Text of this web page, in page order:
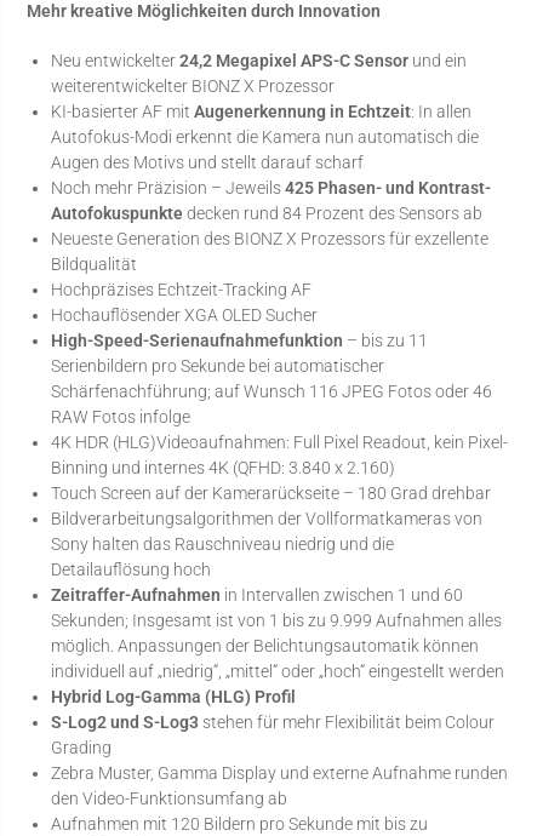
Mehr kreative Möglichkeiten durch Innovation
Neu entwickelter24,2 Megapixel APS-C Sensor und ein
weiterentwickelter BIONZ X Prozessor
KI-basierter AF mitAugenerkennung in Echtzeit: In allen
Autofokus-Modi erkennt die Kamera nun automatisch die
Augen des Motivs und stellt darauf scharf
Noch mehr Präzision – Jeweils425 Phasen- und Kontrast-
Autofokuspunkte decken rund 84 Prozent des Sensors ab
Neueste Generation des BIONZ X Prozessors für exzellente
Bildqualität
Hochpräzises Echtzeit-Tracking AF
Hochauflösender XGA OLED Sucher
High-Speed-Serienaufnahmefunktion – bis zu 11
Serienbildern pro Sekunde bei automatischer
Schärfenachführung; auf Wunsch 116 JPEG Fotos oder 46
RAW Fotos infolge
4K HDR (HLG)Videoaufnahmen: Full Pixel Readout, kein Pixel-
Binning und internes 4K (QFHD: 3.840 x 2.160)
Touch Screen auf der Kamerarückseite – 180 Grad drehbar
Bildverarbeitungsalgorithmen der Vollformatkameras von
Sony halten das Rauschniveau niedrig und die
Detailauflösung hoch
Zeitraffer-Aufnahmen in Intervallen zwischen 1 und 60
Sekunden; Insgesamt ist von 1 bis zu 9.999 Aufnahmen alles
möglich. Anpassungen der Belichtungsautomatik können
individuell auf „niedrig“, „mittel“ oder „hoch“ eingestellt werden
Hybrid Log-Gamma (HLG) Profil
S-Log2 und S-Log3 stehen für mehr Flexibilität beim Colour
Grading
Zebra Muster, Gamma Display und externe Aufnahme runden
den Video-Funktionsumfang ab
Aufnahmen mit 120 Bildern pro Sekunde mit bis zu